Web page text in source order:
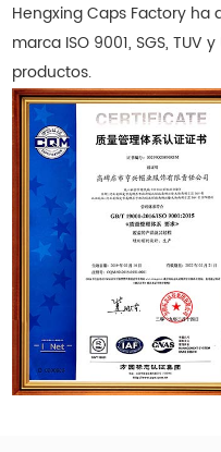
Hengxing Caps Factory
marca ISO 9001, SGS, TUV
productos.